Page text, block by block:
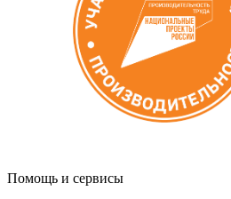
Помощь и сервисы